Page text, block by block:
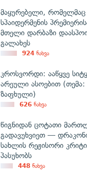
მაყურებელი, რომელმაც
სპაიდერმენის
მთელი დარბაზი
გალახეს
924 ნახვა
კროსვორდი: ააწყვე
არეული ასოებით (თემა:
ზაფხული)
626 ნახვა
წიგნიდან ცოტათი
გადავუხვიეთ —
სახლის რეჟისორი
პასუხობს
448 ნახვა